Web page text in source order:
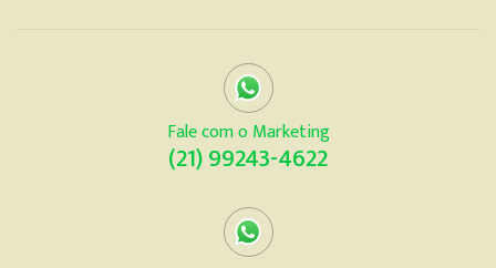
Fale com o Marketing
(21) 99243-4622